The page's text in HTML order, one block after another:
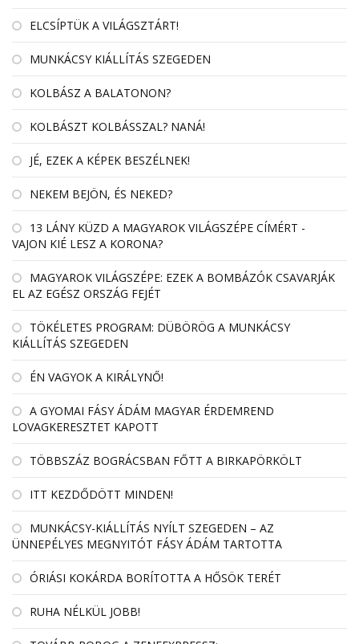
ELCSÍPTÜK A VILÁGSZTÁRT!
MUNKÁCSY KIÁLLÍTÁS SZEGEDEN
KOLBÁSZ A BALATONON?
KOLBÁSZT KOLBÁSSZAL? NANÁ!
JÉ, EZEK A KÉPEK BESZÉLNEK!
NEKEM BEJÖN, ÉS NEKED?
13 LÁNY KÜZD A MAGYAROK VILÁGSZÉPE CÍMÉRT -
VAJON KIÉ LESZ A KORONA?
MAGYAROK VILÁGSZÉPE: EZEK A BOMBÁZÓK CSAVARJÁK
EL AZ EGÉSZ ORSZÁG FEJÉT
TÖKÉLETES PROGRAM: DÜBÖRÖG A MUNKÁCSY
KIÁLLÍTÁS SZEGEDEN
ÉN VAGYOK A KIRÁLYNŐ!
A GYOMAI FÁSY ÁDÁM MAGYAR ÉRDEMREND
LOVAGKERESZTET KAPOTT
TÖBBSZÁZ BOGRÁCSBAN FŐTT A BIRKAPÖRKÖLT
ITT KEZDŐDÖTT MINDEN!
MUNKÁCSY-KIÁLLÍTÁS NYÍLT SZEGEDEN – AZ
ÜNNEPÉLYES MEGNYITÓT FÁSY ÁDÁM TARTOTTA
ÓRIÁSI KOKÁRDA BORÍTOTTA A HŐSÖK TERÉT
RUHA NÉLKÜL JOBB!